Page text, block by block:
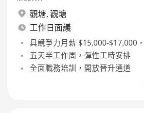
觀塘, 觀塘
工作日面議
具競爭力月薪 $15,000-$17,000
五天半工作周，彈性工時安排
全面職務培訓，開放晉升通道